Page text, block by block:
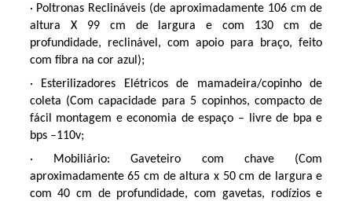
· Poltronas Reclináveis (de aproximadamente 106 cm de
altura X 99 cm de largura e com 130 cm de
profundidade, reclinável, com apoio para braço, feito
com fibra na cor azul);
· Esterilizadores Elétricos de mamadeira/copinho de
coleta (Com capacidade para 5 copinhos, compacto de
fácil montagem e economia de espaço – livre de bpa e
bps –110v;
· Mobiliário: Gaveteiro com chave (Com
aproximadamente 65 cm de altura x 50 cm de largura e
com 40 cm de profundidade, com gavetas, rodízios e